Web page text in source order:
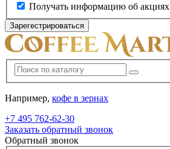
Получать информацию об акциях
Например, кофе в зернах
+7 495 762-62-30
Заказать обратный звонок
Обратный звонок